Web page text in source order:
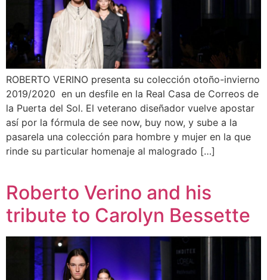
ROBERTO VERINO presenta su colección otoño-invierno
2019/2020 en un desfile en la Real Casa de Correos de
la Puerta del Sol. El veterano diseñador vuelve apostar
así por la fórmula de see now, buy now, y sube a la
pasarela una colección para hombre y mujer en la que
rinde su particular homenaje al malogrado […]
Roberto Verino and his
tribute to Carolyn Bessette